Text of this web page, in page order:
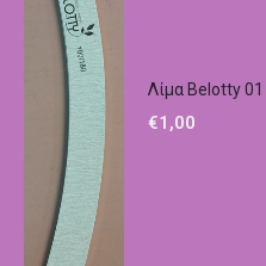
Λίμα Belotty 01
€1,00